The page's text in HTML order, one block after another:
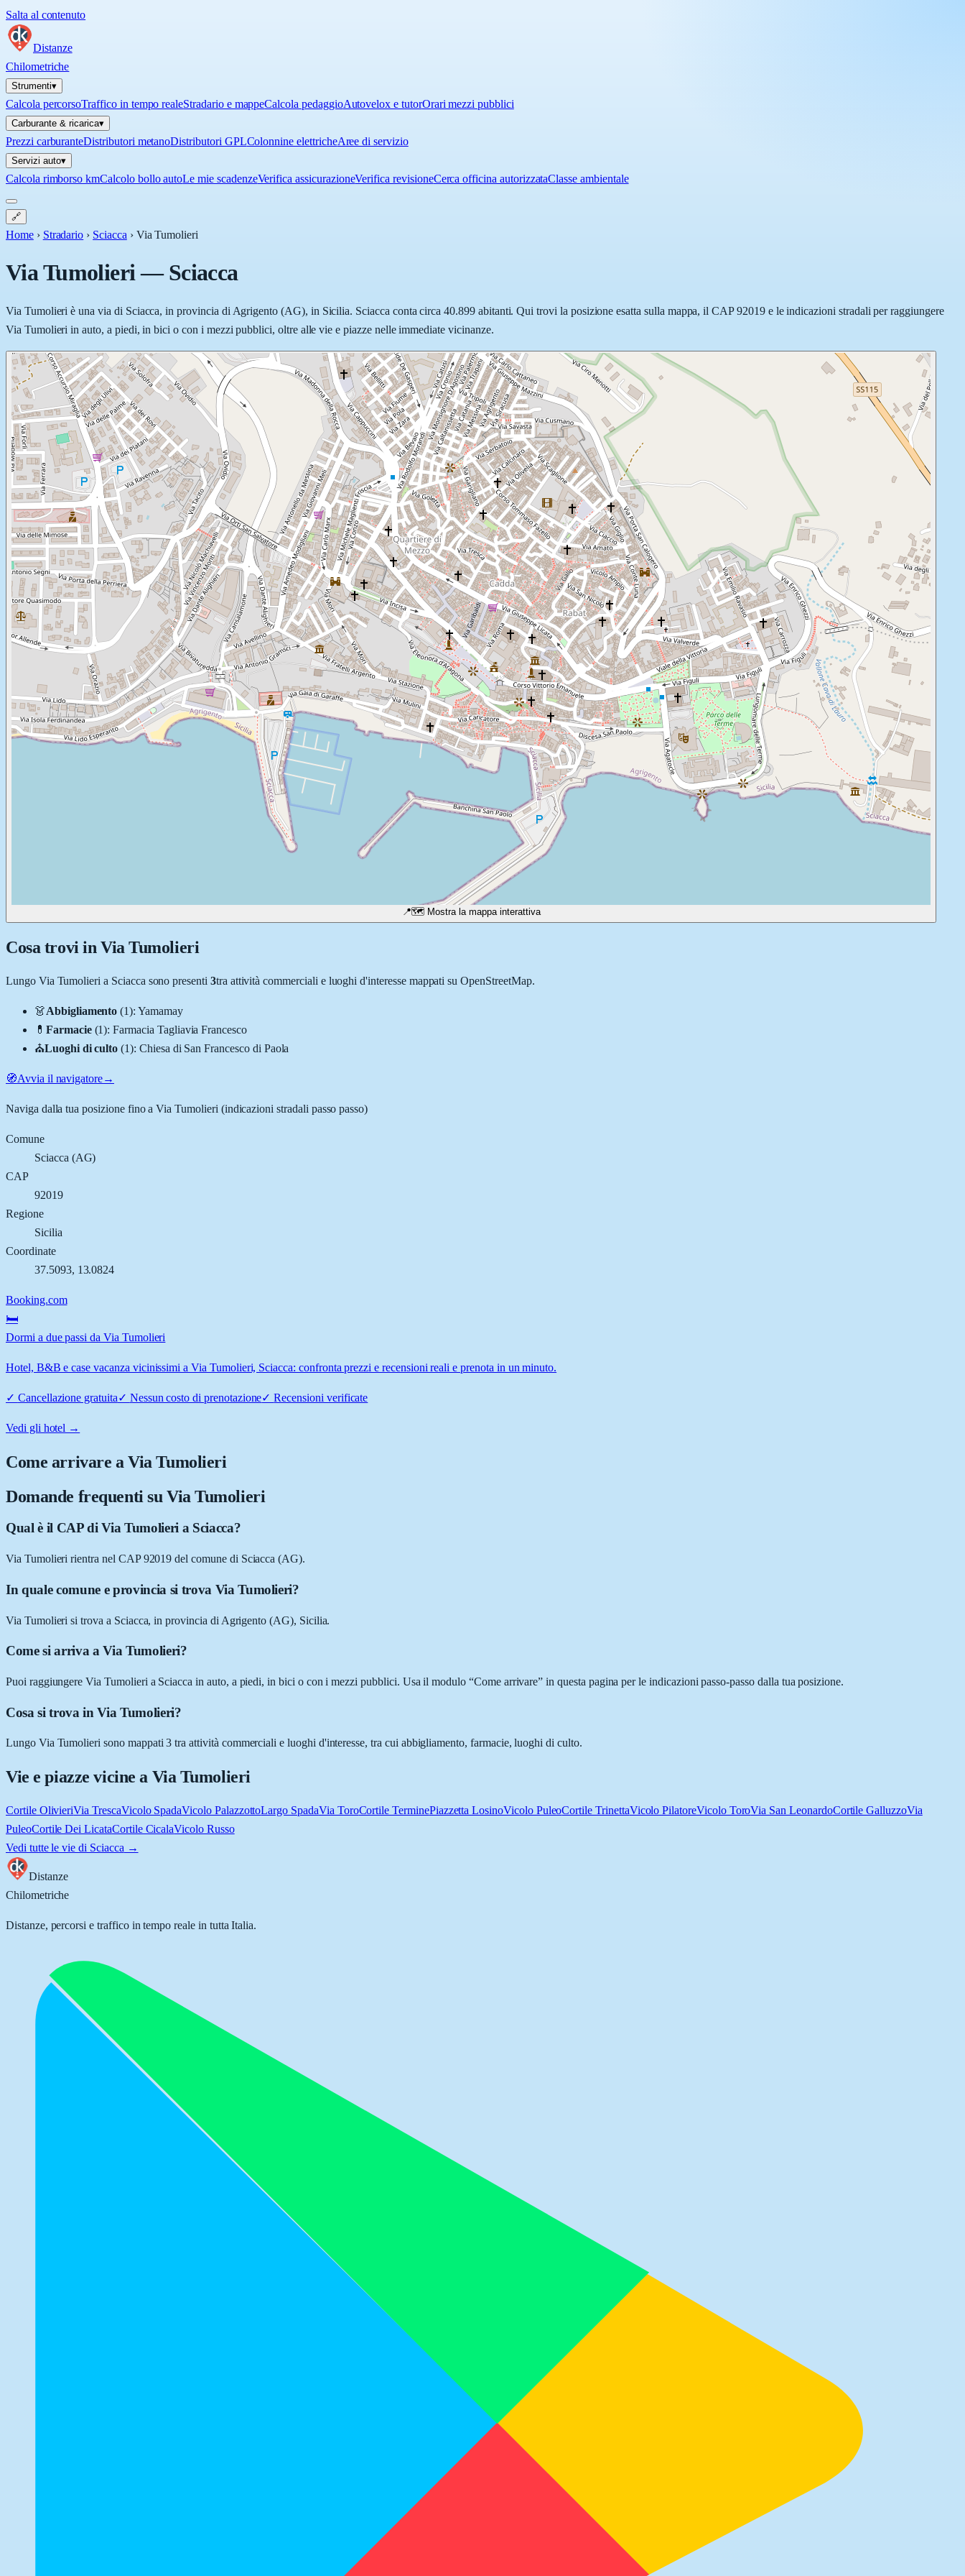
Salta al contenuto
Distanze
Chilometriche
Strumenti▾
Calcola percorsoTraffico in tempo realeStradario e mappeCalcola pedaggioAutovelox e tutorOrari mezzi pubblici
Carburante & ricarica▾
Prezzi carburanteDistributori metanoDistributori GPLColonnine elettricheAree di servizio
Servizi auto▾
Calcola rimborso kmCalcolo bollo autoLe mie scadenzeVerifica assicurazioneVerifica revisioneCerca officina autorizzataClasse ambientale
🔗
Home › Stradario › Sciacca › Via Tumolieri
Via Tumolieri—Sciacca
Via Tumolieri è una via di Sciacca, in provincia di Agrigento (AG), in Sicilia. Sciacca conta circa 40.899 abitanti. Qui trovi la posizione esatta sulla mappa, il CAP 92019 e le indicazioni stradali per raggiungere
Via Tumolieri in auto, a piedi, in bici o con i mezzi pubblici, oltre alle vie e piazze nelle immediate vicinanze.
📍🗺️ Mostra la mappa interattiva
Cosa trovi in Via Tumolieri
Lungo Via Tumolieri a Sciacca sono presenti 3tra attività commerciali e luoghi d'interesse mappati su OpenStreetMap.
👗Abbigliamento (1):Yamamay
💊 Farmacie (1):Farmacia Tagliavia Francesco
⛪Luoghi di culto (1): Chiesa di San Francesco di Paola
🧭Avvia il navigatore→
Naviga dalla tua posizione fino aVia Tumolieri (indicazioni stradali passo passo)
Comune
Sciacca (AG)
CAP
92019
Regione
Sicilia
Coordinate
37.5093, 13.0824
Booking.com
🛏️
Dormi a due passi da Via Tumolieri
Hotel, B&B e case vacanza vicinissimi a Via Tumolieri, Sciacca: confronta prezzi e recensioni reali e prenota in un minuto.
✓ Cancellazione gratuita✓ Nessun costo di prenotazione✓Recensioni verificate
Vedi gli hotel →
Come arrivare aVia Tumolieri
Domande frequenti su Via Tumolieri
Qual è il CAP di Via Tumolieri a Sciacca?
Via Tumolieri rientra nel CAP 92019 del comune di Sciacca (AG).
In quale comune e provincia si trova Via Tumolieri?
Via Tumolieri si trova a Sciacca, in provincia di Agrigento (AG), Sicilia.
Come si arriva a Via Tumolieri?
Puoi raggiungere Via Tumolieri a Sciacca in auto, a piedi, in bici o con i mezzi pubblici. Usa il modulo “Come arrivare” in questa pagina per le indicazioni passo-passo dalla tua posizione.
Cosa si trova in Via Tumolieri?
Lungo Via Tumolieri sono mappati 3 tra attività commerciali e luoghi d'interesse, tra cui abbigliamento, farmacie, luoghi di culto.
Vie e piazze vicine a Via Tumolieri
Cortile OlivieriVia TrescaVicolo SpadaVicolo PalazzottoLargo SpadaVia ToroCortile TerminePiazzetta LosinoVicolo PuleoCortile TrinettaVicolo PilatoreVicolo ToroVia San LeonardoCortile GalluzzoVia
PuleoCortile Dei LicataCortile CicalaVicolo Russo
Vedi tutte le vie di Sciacca →
Distanze
Chilometriche
Distanze, percorsi e traffico in tempo reale in tutta Italia.